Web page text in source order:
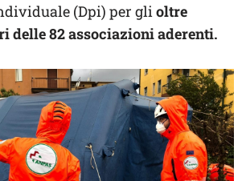
(Dpi) per glioltre
delle 82 associazioni aderenti.